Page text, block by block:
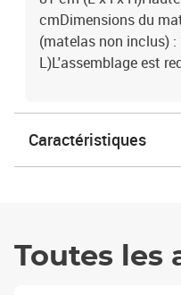
cmDimensions du
(matelas non inclus)
L)L'assemblage est
Caractéristiques
Toutes les